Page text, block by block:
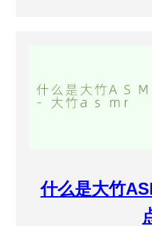
什么是大竹